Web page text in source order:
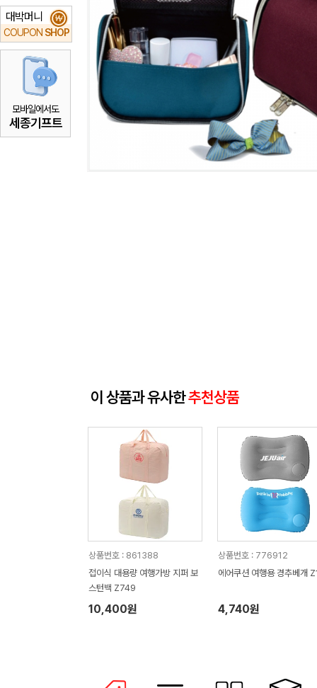
대박머니
COUPON SHOP
₩
모바일에서도
세종기프트
이 상품과 유사한추천상품
상품번호 : 861388
접이식 대용량 여행가방 지퍼 보
스턴백 Z749
10,400원
상품번호 : 776912
에어쿠션 여행용 경추베개
4,740원